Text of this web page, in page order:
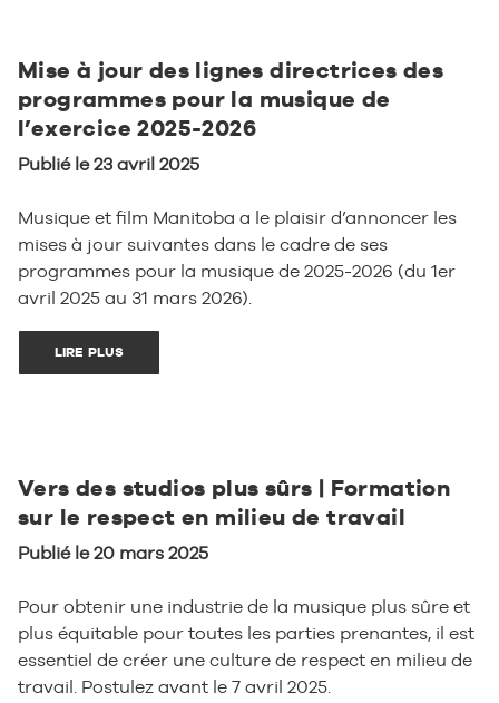
Mise à jour des lignes directrices des
programmes pour la musique de
l’exercice 2025-2026
Publié le 23 avril 2025
Musique et film Manitoba a le plaisir d’annoncer les
mises à jour suivantes dans le cadre de ses
programmes pour la musique de 2025-2026 (du 1er
avril 2025 au 31 mars 2026).
LIRE PLUS
Vers des studios plus sûrs | Formation
sur le respect en milieu de travail
Publié le 20 mars 2025
Pour obtenir une industrie de la musique plus sûre et
plus équitable pour toutes les parties prenantes, il est
essentiel de créer une culture de respect en milieu de
travail. Postulez avant le 7 avril 2025.